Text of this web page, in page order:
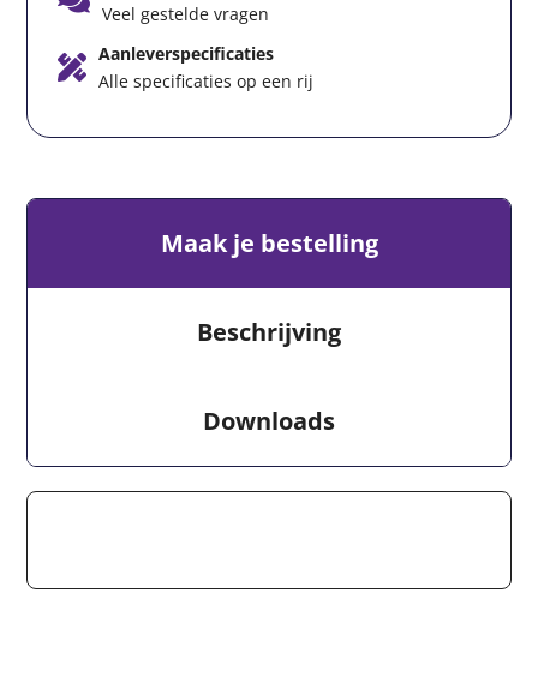
Veel gestelde vragen
Aanleverspecificaties
Alle specificaties op een rij
Maak je bestelling
Beschrijving
Downloads